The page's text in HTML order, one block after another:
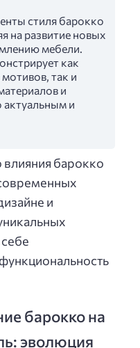
стиля барокко
на развитие новых
мебели.
как
так и
и
актуальным и
барокко
и
барокко на
эволюция